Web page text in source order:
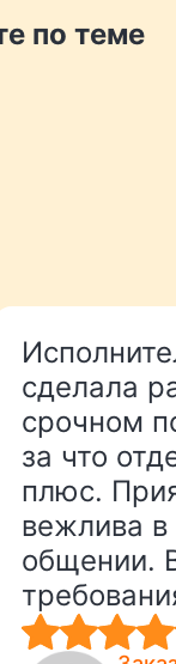
по теме
сделала
срочном
за что
плюс.
вежлива в
общении.
работе